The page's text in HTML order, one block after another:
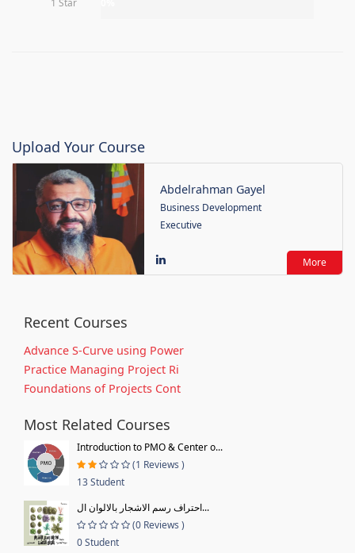
Upload Your Course
Abdelrahman Gayel
Business Development
Executive
More
Recent Courses
Advance S-Curve using Power
Practice Managing Project Ri
Foundations of Projects Cont
Most Related Courses
Introduction to PMO & Center o...
(1 Reviews )
13 Student
احتراف رسم الاشجار بالالوان ال...
(0 Reviews )
0 Student